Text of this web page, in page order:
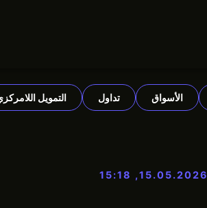
الأسواق تداول التمويل
15.05.2026, 15:18